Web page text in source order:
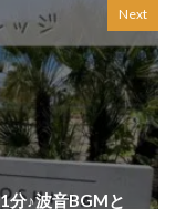
Next
分♪波音BGMと